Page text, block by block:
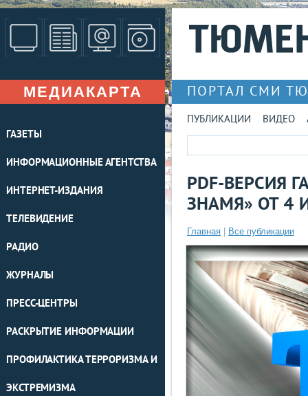
МЕДИАКАРТА
ГАЗЕТЫ
ИНФОРМАЦИОННЫЕ АГЕНТСТВА
ИНТЕРНЕТ-ИЗДАНИЯ
ТЕЛЕВИДЕНИЕ
РАДИО
ЖУРНАЛЫ
ПРЕСС-ЦЕНТРЫ
РАСКРЫТИЕ ИНФОРМАЦИИ
ПРОФИЛАКТИКА ТЕРРОРИЗМА И
ЭКСТРЕМИЗМА
ПОРТАЛ СМИ
ПУБЛИКАЦИИ ВИДЕО
PDF-ВЕРСИЯ
ЗНАМЯ» ОТ 4
Главная Все публикации